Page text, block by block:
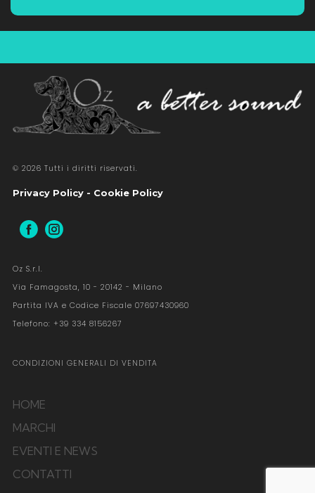
© 2026 Tutti i diritti riservati.
Privacy Policy - Cookie Policy
Oz S.r.l.
Via Famagosta, 10 - 20142 - Milano
Partita IVA e Codice Fiscale 07697430960
Telefono: +39 334 8156267
CONDIZIONI GENERALI DI VENDITA
HOME
MARCHI
EVENTI E NEWS
CONTATTI